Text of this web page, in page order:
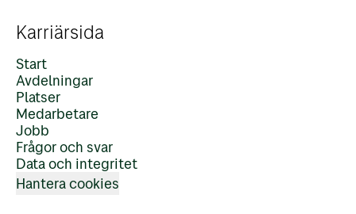
Karriärsida
Start
Avdelningar
Platser
Medarbetare
Jobb
Frågor och svar
Data och integritet
Hantera cookies